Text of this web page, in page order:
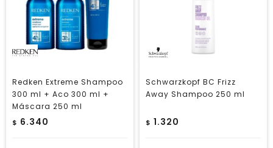
Redken Extreme Shampoo
300 ml + Aco 300 ml +
Máscara 250 ml
$ 6.340
Schwarzkopf BC Frizz
Away Shampoo 250 ml
$ 1.320